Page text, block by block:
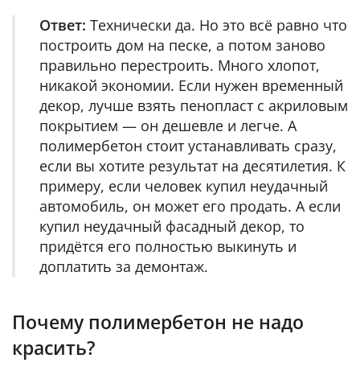
Ответ: Технически да. Но это всё равно что
построить дом на песке, а потом заново
правильно перестроить. Много хлопот,
никакой экономии. Если нужен временный
декор, лучше взять пенопласт с акриловым
покрытием — он дешевле и легче. А
полимербетон стоит устанавливать сразу,
если вы хотите результат на десятилетия. К
примеру, если человек купил неудачный
автомобиль, он может его продать. А если
купил неудачный фасадный декор, то
придётся его полностью выкинуть и
доплатить за демонтаж.
Почему полимербетон не надо
красить?